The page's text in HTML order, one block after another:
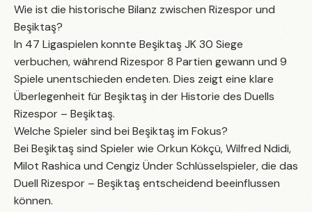
Wie ist die historische Bilanz zwischen Rizespor und
Beşiktaş?
In 47 Ligaspielen konnte Beşiktaş JK 30 Siege
verbuchen, während Rizespor 8 Partien gewann und 9
Spiele unentschieden endeten. Dies zeigt eine klare
Überlegenheit für Beşiktaş in der Historie des Duells
Rizespor – Beşiktaş.
Welche Spieler sind bei Beşiktaş im Fokus?
Bei Beşiktaş sind Spieler wie Orkun Kökçü, Wilfred Ndidi,
Milot Rashica und Cengiz Ünder Schlüsselspieler, die das
Duell Rizespor – Beşiktaş entscheidend beeinflussen
können.